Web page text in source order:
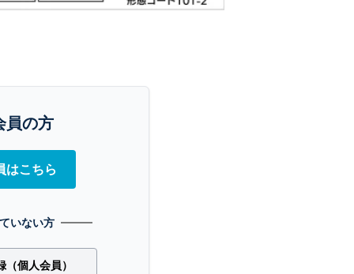
員の方
はこちら
いない方
個人会員）